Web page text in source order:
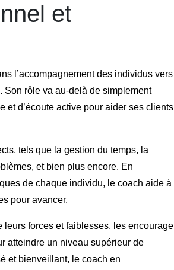
et
l’accompagnement des individus vers
Son rôle va au-delà de simplement
et d’écoute active pour aider ses clients
tels que la gestion du temps, la
et bien plus encore. En
de chaque individu, le coach aide à
pour avancer.
forces et faiblesses, les encourage
atteindre un niveau supérieur de
et bienveillant, le coach en